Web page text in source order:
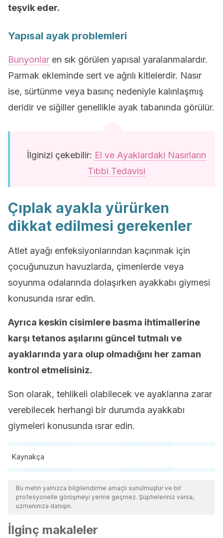
teşvik eder.
Yapısal ayak problemleri
Bunyonlar en sık görülen yapısal yaralanmalardır.
Parmak ekleminde sert ve ağrılı kitlelerdir. Nasır
ise, sürtünme veya basınç nedeniyle kalınlaşmış
deridir ve siğiller genellikle ayak tabanında görülür.
İlginizi çekebilir: El ve Ayaklardaki Nasırların
Tıbbi Tedavisi
Çıplak ayakla yürürken
dikkat edilmesi gerekenler
Atlet ayağı enfeksiyonlarından kaçınmak için
çocuğunuzun havuzlarda, çimenlerde veya
soyunma odalarında dolaşırken ayakkabı giymesi
konusunda ısrar edin.
Ayrıca keskin cisimlere basma ihtimallerine
karşı tetanos aşılarını güncel tutmalı ve
ayaklarında yara olup olmadığını her zaman
kontrol etmelisiniz.
Son olarak, tehlikeli olabilecek ve ayaklarına zarar
verebilecek herhangi bir durumda ayakkabı
giymeleri konusunda ısrar edin.
Kaynakça
Tüm alıntı yapılan kaynaklar, kalitelerini, güvenilirliklerini,
güncelliklerini ve geçerliliklerini sağlamak için ekibimiz
tarafından derinlemesine incelendi. Bu makalenin bibliyografisi
kabul edildi.
Bu metin yalnızca bilgilendirme amaçlı sunulmuştur ve bir
profesyonelle görüşmeyi yerine geçmez. Şüpheleriniz varsa,
uzmanınıza danışın.
İlginç makaleler